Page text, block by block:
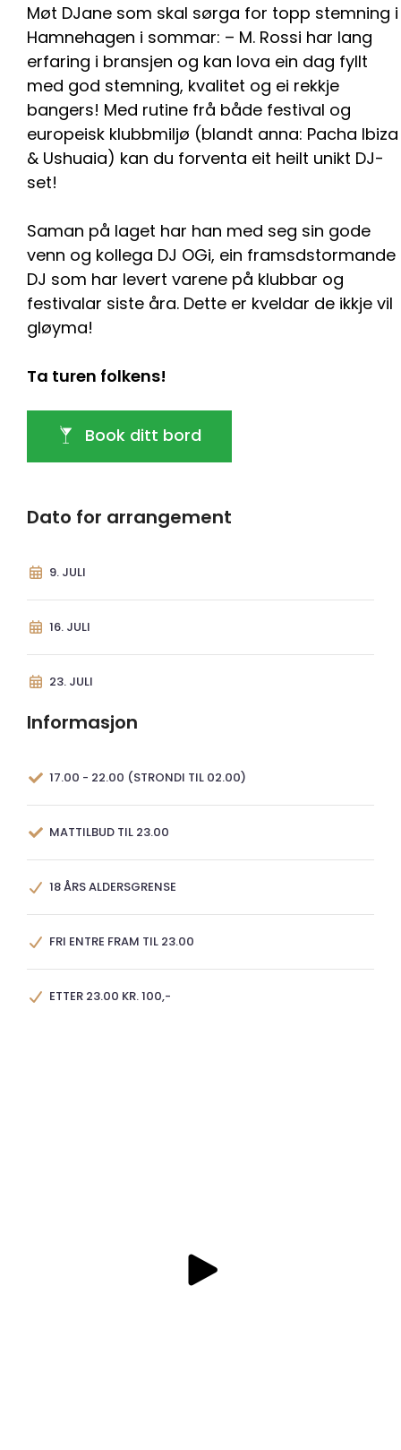
Møt DJane som skal sørga for topp stemning i
Hamnehagen i sommar: – M. Rossi har lang
erfaring i bransjen og kan lova ein dag fyllt
med god stemning, kvalitet og ei rekkje
bangers! Med rutine frå både festival og
europeisk klubbmiljø (blandt anna: Pacha Ibiza
& Ushuaia) kan du forventa eit heilt unikt DJ-
set!
Saman på laget har han med seg sin gode
venn og kollega DJ OGi, ein framsdstormande
DJ som har levert varene på klubbar og
festivalar siste åra. Dette er kveldar de ikkje vil
gløyma!
Ta turen folkens!
Book ditt bord
Dato for arrangement
9. JULI
16. JULI
23. JULI
Informasjon
17.00 - 22.00 (STRONDI TIL 02.00)
MATTILBUD TIL 23.00
18 ÅRS ALDERSGRENSE
FRI ENTRE FRAM TIL 23.00
ETTER 23.00 KR. 100,-